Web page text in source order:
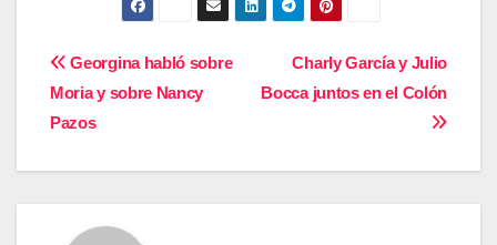
Navegación
de
entradas
Charly García y Julio
Bocca juntos en el Colón
Georgina habló sobre
Moria y sobre Nancy
Pazos